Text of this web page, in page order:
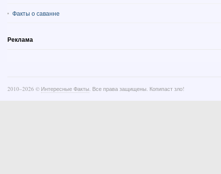
Факты о саванне
Реклама
2010–2026 © Интересные Факты. Все права защищены. Копипаст зло!